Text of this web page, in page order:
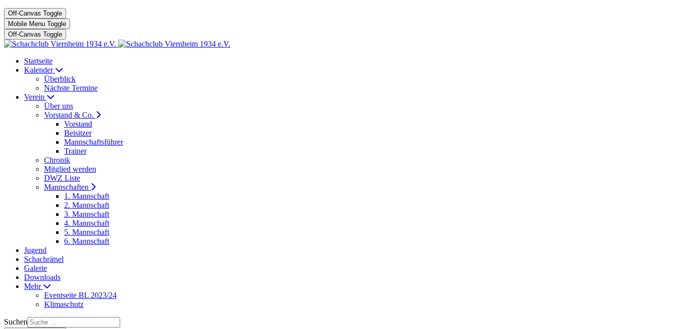
Off-Canvas Toggle
Mobile Menu Toggle
Off-Canvas Toggle
Startseite
Kalender
Überblick
Nächste Termine
Verein
Über uns
Vorstand & Co.
Vorstand
Beisitzer
Mannschaftsführer
Trainer
Chronik
Mitglied werden
DWZ Liste
Mannschaften
1. Mannschaft
2. Mannschaft
3. Mannschaft
4. Mannschaft
5. Mannschaft
6. Mannschaft
Jugend
Schachrätsel
Galerie
Downloads
Mehr
Eventseite BL 2023/24
Klimaschutz
Suchen